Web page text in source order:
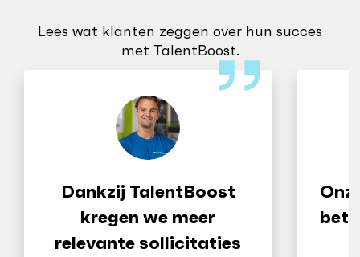
Lees wat klanten zeggen over hun succes
met TalentBoost.
Dankzij TalentBoost
kregen we meer
relevante sollicitaties